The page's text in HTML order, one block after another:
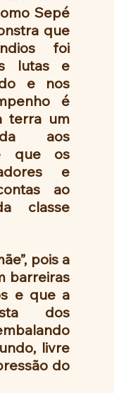
Sepé
que
foi
lutas e
e nos
é
terra um
aos
que os
e
ao
classe
pois a
barreiras
e que a
dos
livre
do